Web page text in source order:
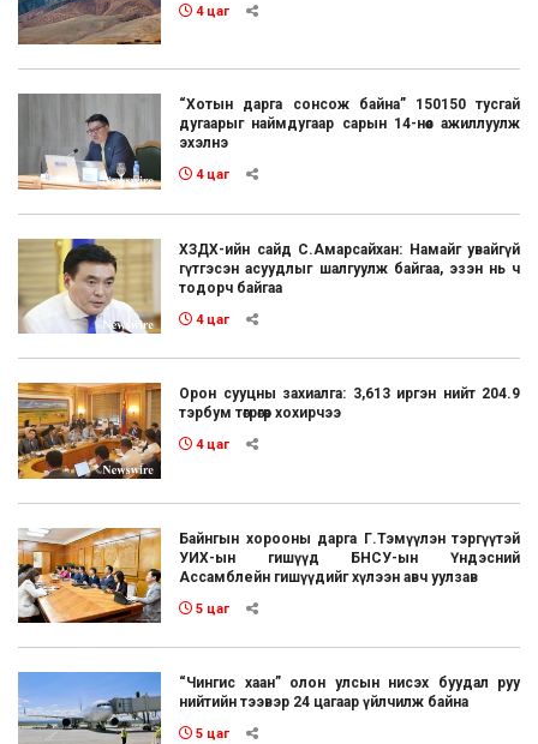
4 цаг
“Хотын дарга сонсож байна” 150150 тусгай
дугаарыг наймдугаар сарын 14-нөөс ажиллуулж
эхэлнэ
4 цаг
ХЗДХ-ийн сайд С.Амарсайхан: Намайг увайгүй
гүтгэсэн асуудлыг шалгуулж байгаа, эзэн нь ч
тодорч байгаа
4 цаг
Орон сууцны захиалга: 3,613 иргэн нийт 204.9
тэрбум төгрөгөөр хохирчээ
4 цаг
Байнгын хорооны дарга Г.Тэмүүлэн тэргүүтэй
УИХ-ын гишүүд БНСУ-ын Үндэсний
Ассамблейн гишүүдийг хүлээн авч уулзав
5 цаг
“Чингис хаан” олон улсын нисэх буудал руу
нийтийн тээвэр 24 цагаар үйлчилж байна
5 цаг